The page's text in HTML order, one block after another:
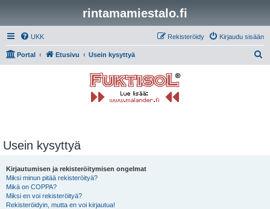
rintamamiestalo.fi
UKK Kirjaudu sisään
Rekisteröidy
Portal Etusivu Usein kysyttyä
Usein kysyttyä
Kirjautumisen ja rekisteröitymisen ongelmat
Miksi minun pitää rekisteröityä?
Mikä on COPPA?
Miksi en voi rekisteröityä?
Rekisteröidyin, mutta en voi kirjautua!